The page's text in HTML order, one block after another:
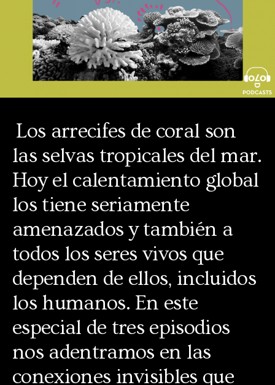
Los arrecifes de coral son
las selvas tropicales del mar.
Hoy el calentamiento global
los tiene seriamente
amenazados y también a
todos los seres vivos que
dependen de ellos, incluidos
los humanos. En este
especial de tres episodios
nos adentramos en las
conexiones invisibles que